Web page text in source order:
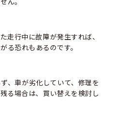
走行中に故障が発生すれば、
る恐れもあるのです。
、車が劣化していて、修理を
る場合は、買い替えを検討し